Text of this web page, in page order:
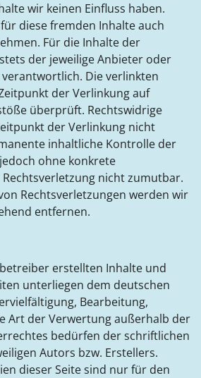
wir keinen Einfluss haben.
diese fremden Inhalte auch
Für die Inhalte der
der jeweilige Anbieter oder
Die verlinkten
der Verlinkung auf
überprüft. Rechtswidrige
der Verlinkung nicht
inhaltliche Kontrolle der
ohne konkrete
nicht zumutbar.
Rechtsverletzungen werden wir
entfernen.
erstellten Inhalte und
unterliegen dem deutschen
Bearbeitung,
Art der Verwertung außerhalb der
bedürfen der schriftlichen
Autors bzw. Erstellers.
dieser Seite sind nur für den